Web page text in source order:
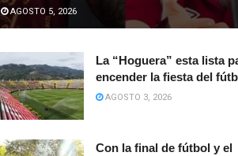
AGOSTO 5, 2026
La “Hoguera” esta lista
encender la fiesta del
AGOSTO 3, 2026
Con la final de fútbol y el